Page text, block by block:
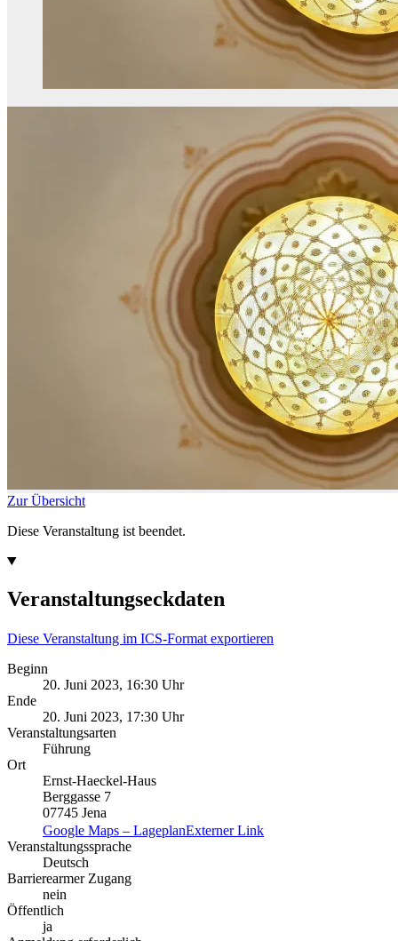
Zur Übersicht
Diese Veranstaltung ist beendet.
Veranstaltungseckdaten
Diese Veranstaltung im ICS-Format exportieren
Beginn
20. Juni 2023, 16:30 Uhr
Ende
20. Juni 2023, 17:30 Uhr
Veranstaltungsarten
Führung
Ort
Ernst-Haeckel-Haus
Berggasse 7
07745 Jena
Google Maps – LageplanExterner Link
Veranstaltungssprache
Deutsch
Barrierearmer Zugang
nein
Öffentlich
ja